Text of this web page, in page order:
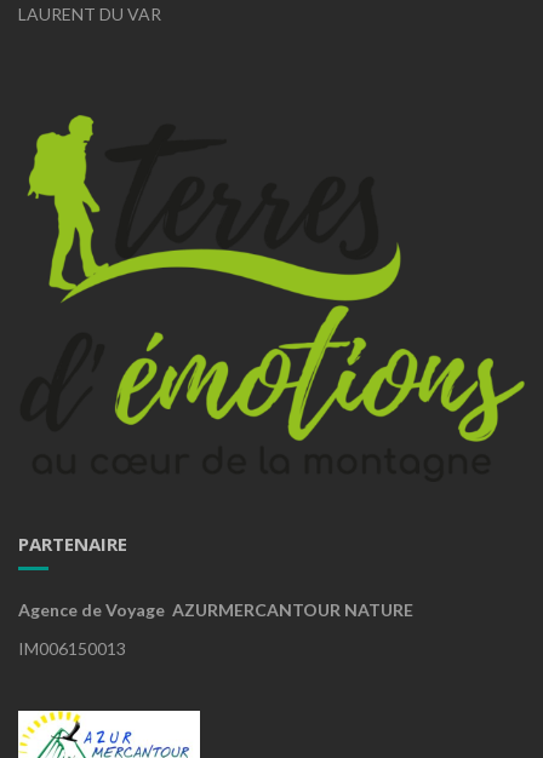
LAURENT DU VAR
PARTENAIRE
Agence de Voyage AZURMERCANTOUR NATURE
IM006150013